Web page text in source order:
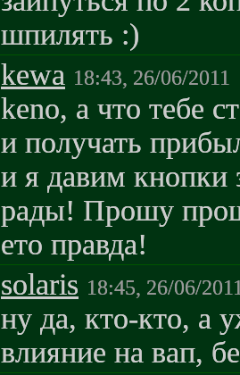
шпилять :)
kewa 18:43, 26/06/2011
keno, а что тебе
и получать
и я давим кнопки
рады! Прошу
ето правда!
solaris 18:45, 26/06/
ну да, кто-кто, а
влияние на вап,